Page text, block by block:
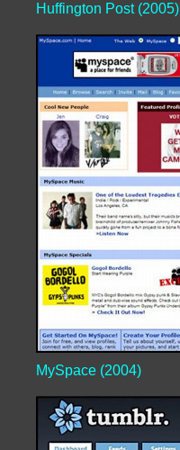
Huffington Post (2005)
MySpace (2004)